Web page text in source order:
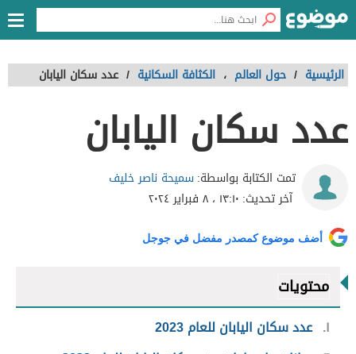
الرئيسية / حول العالم ، الكثافة السكانية / عدد سكان اليابان
عدد سكان اليابان
تمت الكتابة بواسطة:سميحة ناصر خليف
آخر تحديث: ١٣:١٠ ، ٨ فبراير ٢٠٢٤
أضف موضوع كمصدر مفضل في جوجل
محتويات
١ عدد سكان اليابان للعام 2023